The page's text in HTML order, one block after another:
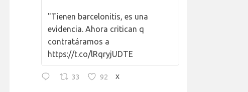
"Tienen barcelonitis, es una
evidencia. Ahora critican q
contratáramos a
https://t.co/lRqryjUDTE
33 92 X